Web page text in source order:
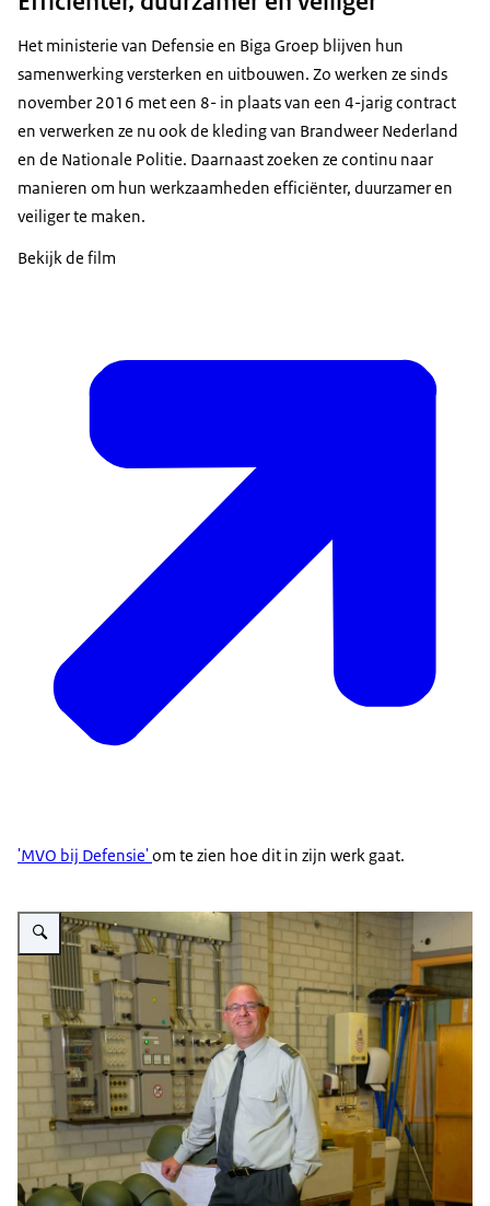
Het ministerie van Defensie en Biga Groep blijven hun
samenwerking versterken en uitbouwen. Zo werken ze sinds
november 2016 met een 8- in plaats van een 4-jarig contract
en verwerken ze nu ook de kleding van Brandweer Nederland
en de Nationale Politie. Daarnaast zoeken ze continu naar
manieren om hun werkzaamheden efficiënter, duurzamer en
veiliger te maken.
Bekijk de film
'MVO bij Defensie'om te zien hoe dit in zijn werk gaat.
Vergroot afbeelding Rob van Arnhem